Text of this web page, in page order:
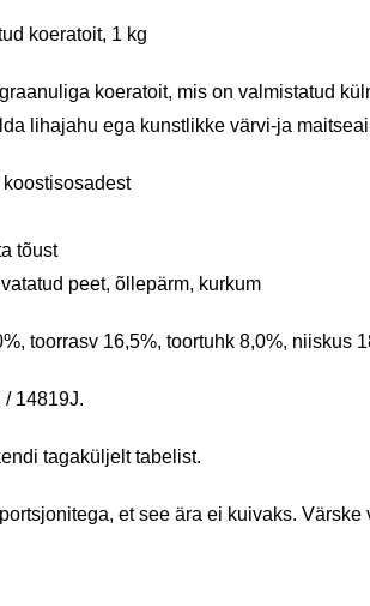
koeratoit, 1 kg
koeratoit, mis on valmistatud
lihajahu ega kunstlikke värvi-ja
tõust
peet, õllepärm, kurkum
toorrasv 16,5%, toortuhk 8,0%, niiskus
14819J.
tagaküljelt tabelist.
et see ära ei kuivaks.